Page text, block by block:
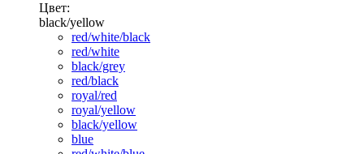
Цвет:
black/yellow
red/white/black
red/white
black/grey
red/black
royal/red
royal/yellow
black/yellow
blue